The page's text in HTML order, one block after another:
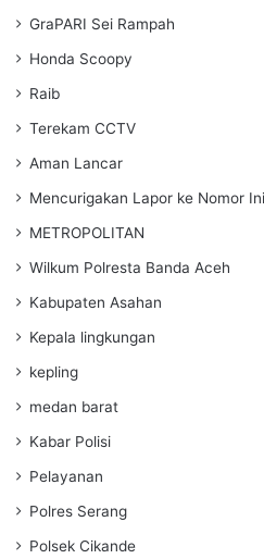
GraPARI Sei Rampah
Honda Scoopy
Raib
Terekam CCTV
Aman Lancar
Mencurigakan Lapor ke Nomor Ini
METROPOLITAN
Wilkum Polresta Banda Aceh
Kabupaten Asahan
Kepala lingkungan
kepling
medan barat
Kabar Polisi
Pelayanan
Polres Serang
Polsek Cikande